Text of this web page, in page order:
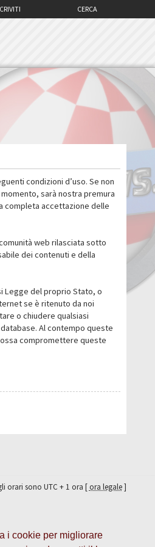
i cookie per migliorare
CERCA
condizioni d’uso. Se non
sarà nostra premura
completa accettazione delle
web rilasciata sotto
dei contenuti e della
Legge del proprio Stato, o
se è ritenuto da noi
o chiudere qualsiasi
Al contempo queste
compromettere queste
orari sono UTC + 1 ora [ora legale]